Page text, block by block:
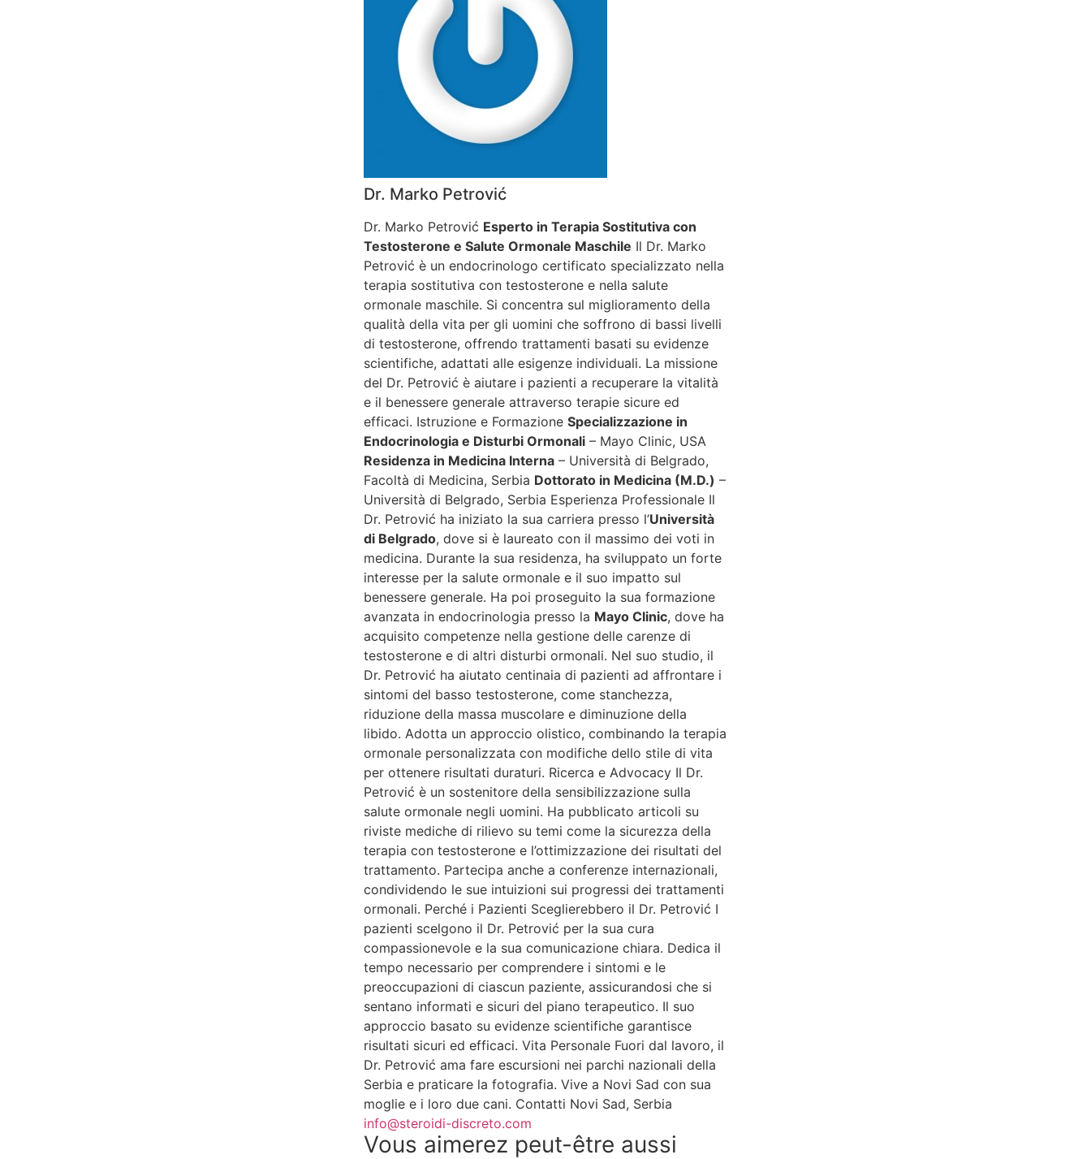
Dr. Marko Petrović
Dr. Marko Petrović Esperto in Terapia Sostitutiva con
Testosterone e Salute Ormonale Maschile Il Dr. Marko
Petrović è un endocrinologo certificato specializzato nella
terapia sostitutiva con testosterone e nella salute
ormonale maschile. Si concentra sul miglioramento della
qualità della vita per gli uomini che soffrono di bassi livelli
di testosterone, offrendo trattamenti basati su evidenze
scientifiche, adattati alle esigenze individuali. La missione
del Dr. Petrović è aiutare i pazienti a recuperare la vitalità
e il benessere generale attraverso terapie sicure ed
efficaci. Istruzione e Formazione Specializzazione in
Endocrinologia e Disturbi Ormonali– Mayo Clinic, USA
Residenza in Medicina Interna– Università di Belgrado,
Facoltà di Medicina, Serbia Dottorato in Medicina (M.D.) –
Università di Belgrado, Serbia Esperienza Professionale Il
Dr. Petrović ha iniziato la sua carriera presso l’Università
di Belgrado, dove si è laureato con il massimo dei voti in
medicina. Durante la sua residenza, ha sviluppato un forte
interesse per la salute ormonale e il suo impatto sul
benessere generale. Ha poi proseguito la sua formazione
avanzata in endocrinologia presso la Mayo Clinic, dove ha
acquisito competenze nella gestione delle carenze di
testosterone e di altri disturbi ormonali. Nel suo studio, il
Dr. Petrović ha aiutato centinaia di pazienti ad affrontare i
sintomi del basso testosterone, come stanchezza,
riduzione della massa muscolare e diminuzione della
libido. Adotta un approccio olistico, combinando la terapia
ormonale personalizzata con modifiche dello stile di vita
per ottenere risultati duraturi. Ricerca e Advocacy Il Dr.
Petrović è un sostenitore della sensibilizzazione sulla
salute ormonale negli uomini. Ha pubblicato articoli su
riviste mediche di rilievo su temi come la sicurezza della
terapia con testosterone e l’ottimizzazione dei risultati del
trattamento. Partecipa anche a conferenze internazionali,
condividendo le sue intuizioni sui progressi dei trattamenti
ormonali. Perché i Pazienti Sceglierebbero il Dr. Petrović I
pazienti scelgono il Dr. Petrović per la sua cura
compassionevole e la sua comunicazione chiara. Dedica il
tempo necessario per comprendere i sintomi e le
preoccupazioni di ciascun paziente, assicurandosi che si
sentano informati e sicuri del piano terapeutico. Il suo
approccio basato su evidenze scientifiche garantisce
risultati sicuri ed efficaci. Vita Personale Fuori dal lavoro, il
Dr. Petrović ama fare escursioni nei parchi nazionali della
Serbia e praticare la fotografia. Vive a Novi Sad con sua
moglie e i loro due cani. Contatti Novi Sad, Serbia
info@steroidi-discreto.com
Vous aimerez peut-être aussi